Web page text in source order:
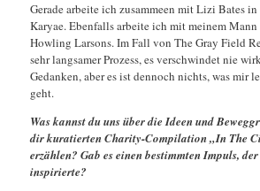
Gerade arbeite ich zusammeen mit Lizi Bates in
Karyae. Ebenfalls arbeite ich mit meinem
Howling Larsons. Im Fall von The Gray Field
sehr langsamer Prozess, es verschwindet nie
Gedanken, aber es ist dennoch nichts, was mir
geht.
Was kannst du uns über die Ideen und
dir kuratierten Charity-Compilation „In The
erzählen? Gab es einen bestimmten Impuls,
inspirierte?